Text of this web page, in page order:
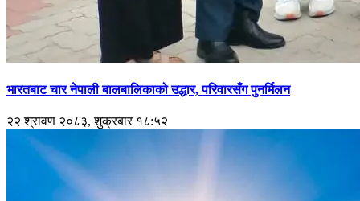
भारतबाट चार नेपाली बालबालिकाको उद्धार, परिवारसँग पुनर्मिलन
२२ श्रावण २०८३, शुक्रबार १८:५२